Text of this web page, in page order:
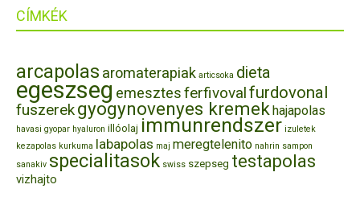
CÍMKÉK
arcapolas aromaterapiak articsoka dieta
egeszseg emesztesferfivovalfurdovonal
fuszerekgyogynovenyes kremek hajapolas
havasi gyopar hyaluron illóolaj immunrendszer izuletek
kezapolas kurkuma labapolas maj meregtelenito nahrin sampon
sanakiv specialitasok swiss szepseg testapolas
vizhajto